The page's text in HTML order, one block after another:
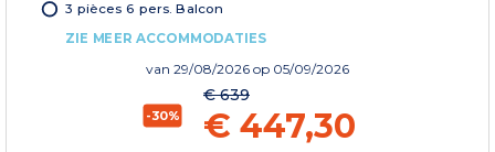
3 pièces 6 pers. Balcon
ZIE MEER ACCOMMODATIES
van 29/08/2026 op 05/09/2026
-30%
€ 639
€ 447,30